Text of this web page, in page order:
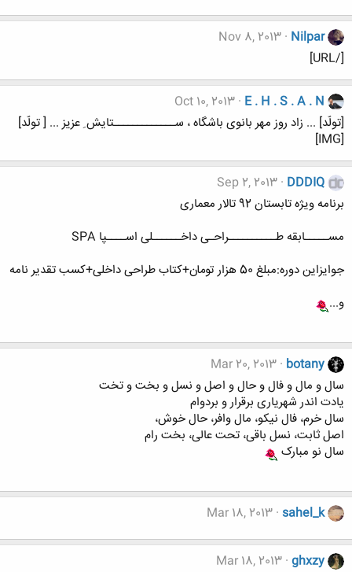
Nilpar
Nov 8, 2013
[/URL]
E . H . S . A . N
Oct 10, 2013
[تولّد] ... زاد روز مهر بانوی باشگاه ، ســـــــــــــتایش ِ عزیز ... [ تولّد]
[IMG]
DDDIQ
Sep 2, 2013
برنامه ویژه تابستان 92 تالار معماری
مســـــابقه طــــــــــراحـی داخــــــلی اســــپا SPA
جوایزاین دوره:مبلغ 50 هزار تومان+کتاب طراحی داخلی+کسب تقدیر نامه
و...
botany
Mar 20, 2013
سال و مال و فال و حال و اصل و نسل و بخت و تخت
یادت اندر شهریاری برقرار و بردوام
سال خرم، فال نیکو، مال وافر، حال خوش،
اصل ثابت، نسل باقی، تحت عالی، بخت رام
سال نو مبارک
sahel_k
Mar 18, 2013
ghxzy
Mar 18, 2013